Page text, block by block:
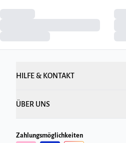
HILFE & KONTAKT
ÜBER UNS
Zahlungsmöglichkeiten